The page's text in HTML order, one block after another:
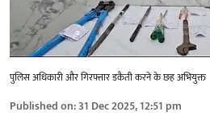
पुलिस अधिकारी और गिरफ्तार डकैती करने के छह अभियुक्त
Published on:31 Dec 2025, 12:51 pm